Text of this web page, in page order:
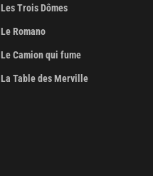
Les Trois Dômes
Le Romano
Le Camion qui fume
La Table des Merville